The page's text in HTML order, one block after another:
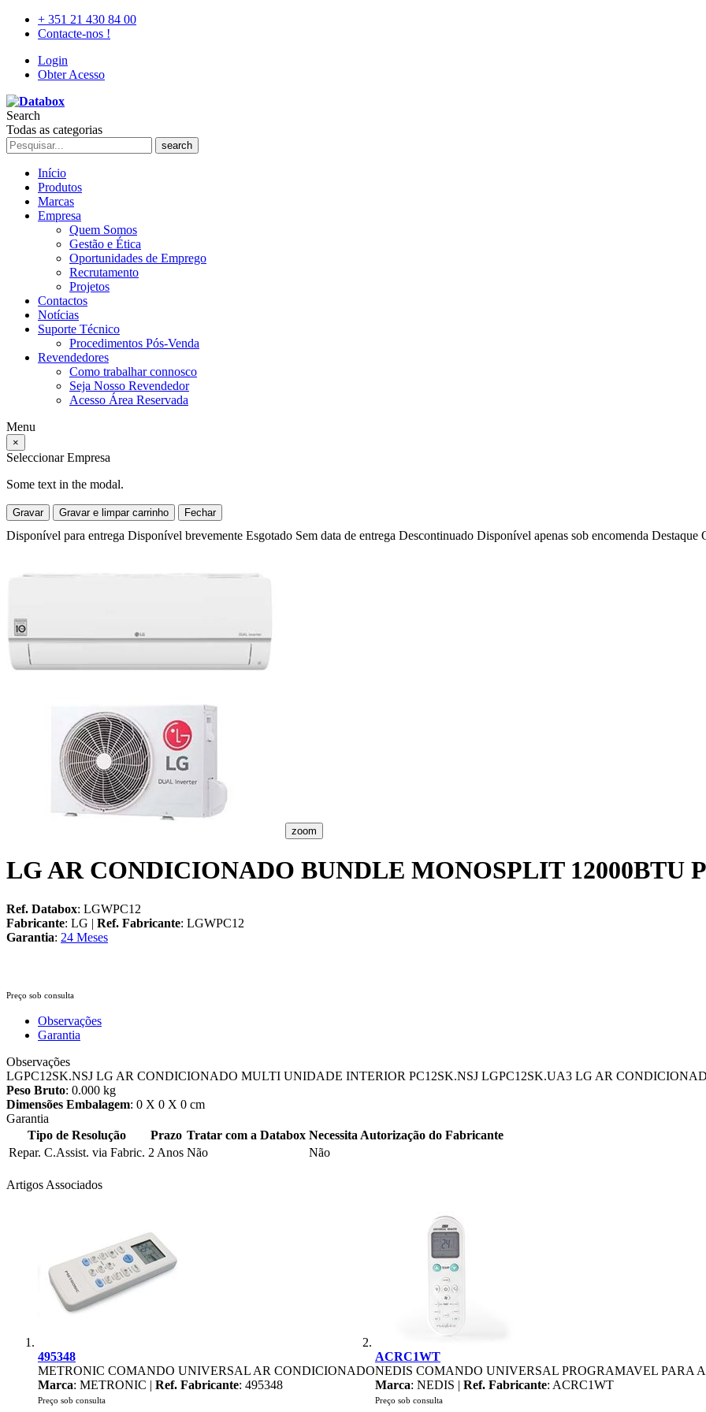
+ 351 21 430 84 00
Contacte-nos !
Login
Obter Acesso
Search
Todas as categorias
search
Início
Produtos
Marcas
Empresa
Quem Somos
Gestão e Ética
Oportunidades de Emprego
Recrutamento
Projetos
Contactos
Notícias
Suporte Técnico
Procedimentos Pós-Venda
Revendedores
Como trabalhar connosco
Seja Nosso Revendedor
Acesso Área Reservada
Menu
×
Seleccionar Empresa
Some text in the modal.
Gravar Gravar e limpar carrinho Fechar
Disponível para entrega Disponível brevemente Esgotado Sem data de entrega Descontinuado Disponível apenas sob encomenda Destaque
zoom
LG AR CONDICIONADO BUNDLE MONOSPLIT 12000BTU
Ref. Databox: LGWPC12
Fabricante: LG | Ref. Fabricante: LGWPC12
Garantia: 24 Meses
Preço sob consulta
Observações
Garantia
Observações
LGPC12SK.NSJ LG AR CONDICIONADO MULTI UNIDADE INTERIOR PC12SK.NSJ LGPC12SK.UA3 LG AR
Peso Bruto: 0.000 kg
Dimensões Embalagem: 0 X 0 X 0 cm
Garantia
Tipo de Resolução
Prazo Tratar com a Databox Necessita Autorização do Fabricante
Repar. C.Assist. via Fabric. 2 Anos Não Não
Artigos Associados
495348
METRONIC COMANDO UNIVERSAL AR CONDICIONADO
Marca: METRONIC | Ref. Fabricante: 495348
Preço sob consulta
ACRC1WT
NEDIS COMANDO UNIVERSAL PROGRAMAVEL PARA
Marca: NEDIS | Ref. Fabricante: ACRC1WT
Preço sob consulta